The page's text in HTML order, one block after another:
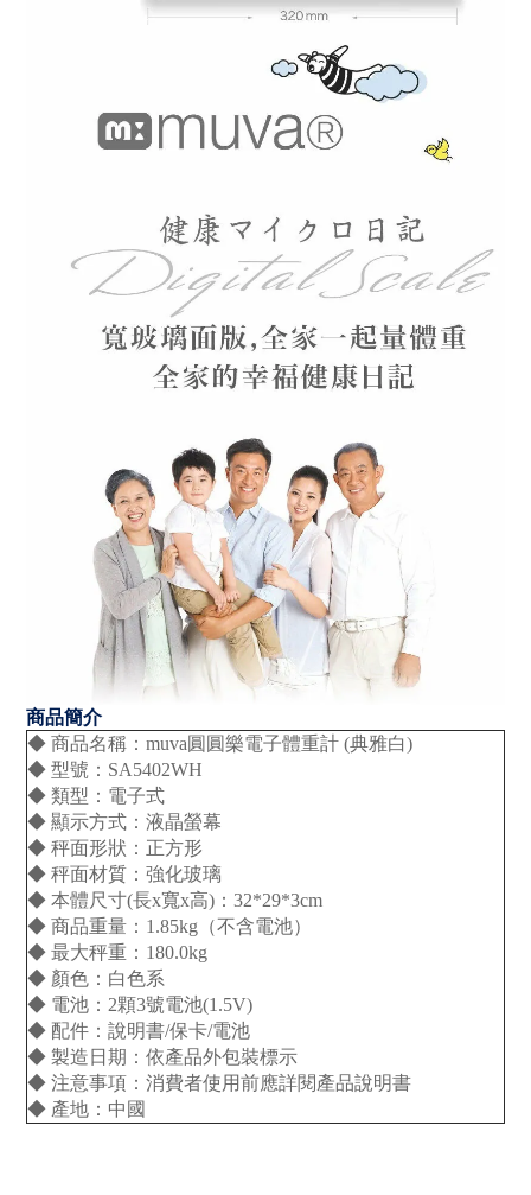
商品簡介
◆ 商品名稱：muva圓圓樂電子體重計 (典雅白)
◆ 型號：SA5402WH
◆ 類型：電子式
◆ 顯示方式：液晶螢幕
◆ 秤面形狀：正方形
◆ 秤面材質：強化玻璃
◆ 本體尺寸(長x寬x高)：32*29*3cm
◆ 商品重量：1.85kg（不含電池）
◆ 最大秤重：180.0kg
◆ 顏色：白色系
◆ 電池：2顆3號電池(1.5V)
◆ 配件：說明書/保卡/電池
◆ 製造日期：依產品外包裝標示
◆ 注意事項：消費者使用前應詳閱產品說明書
◆ 產地：中國